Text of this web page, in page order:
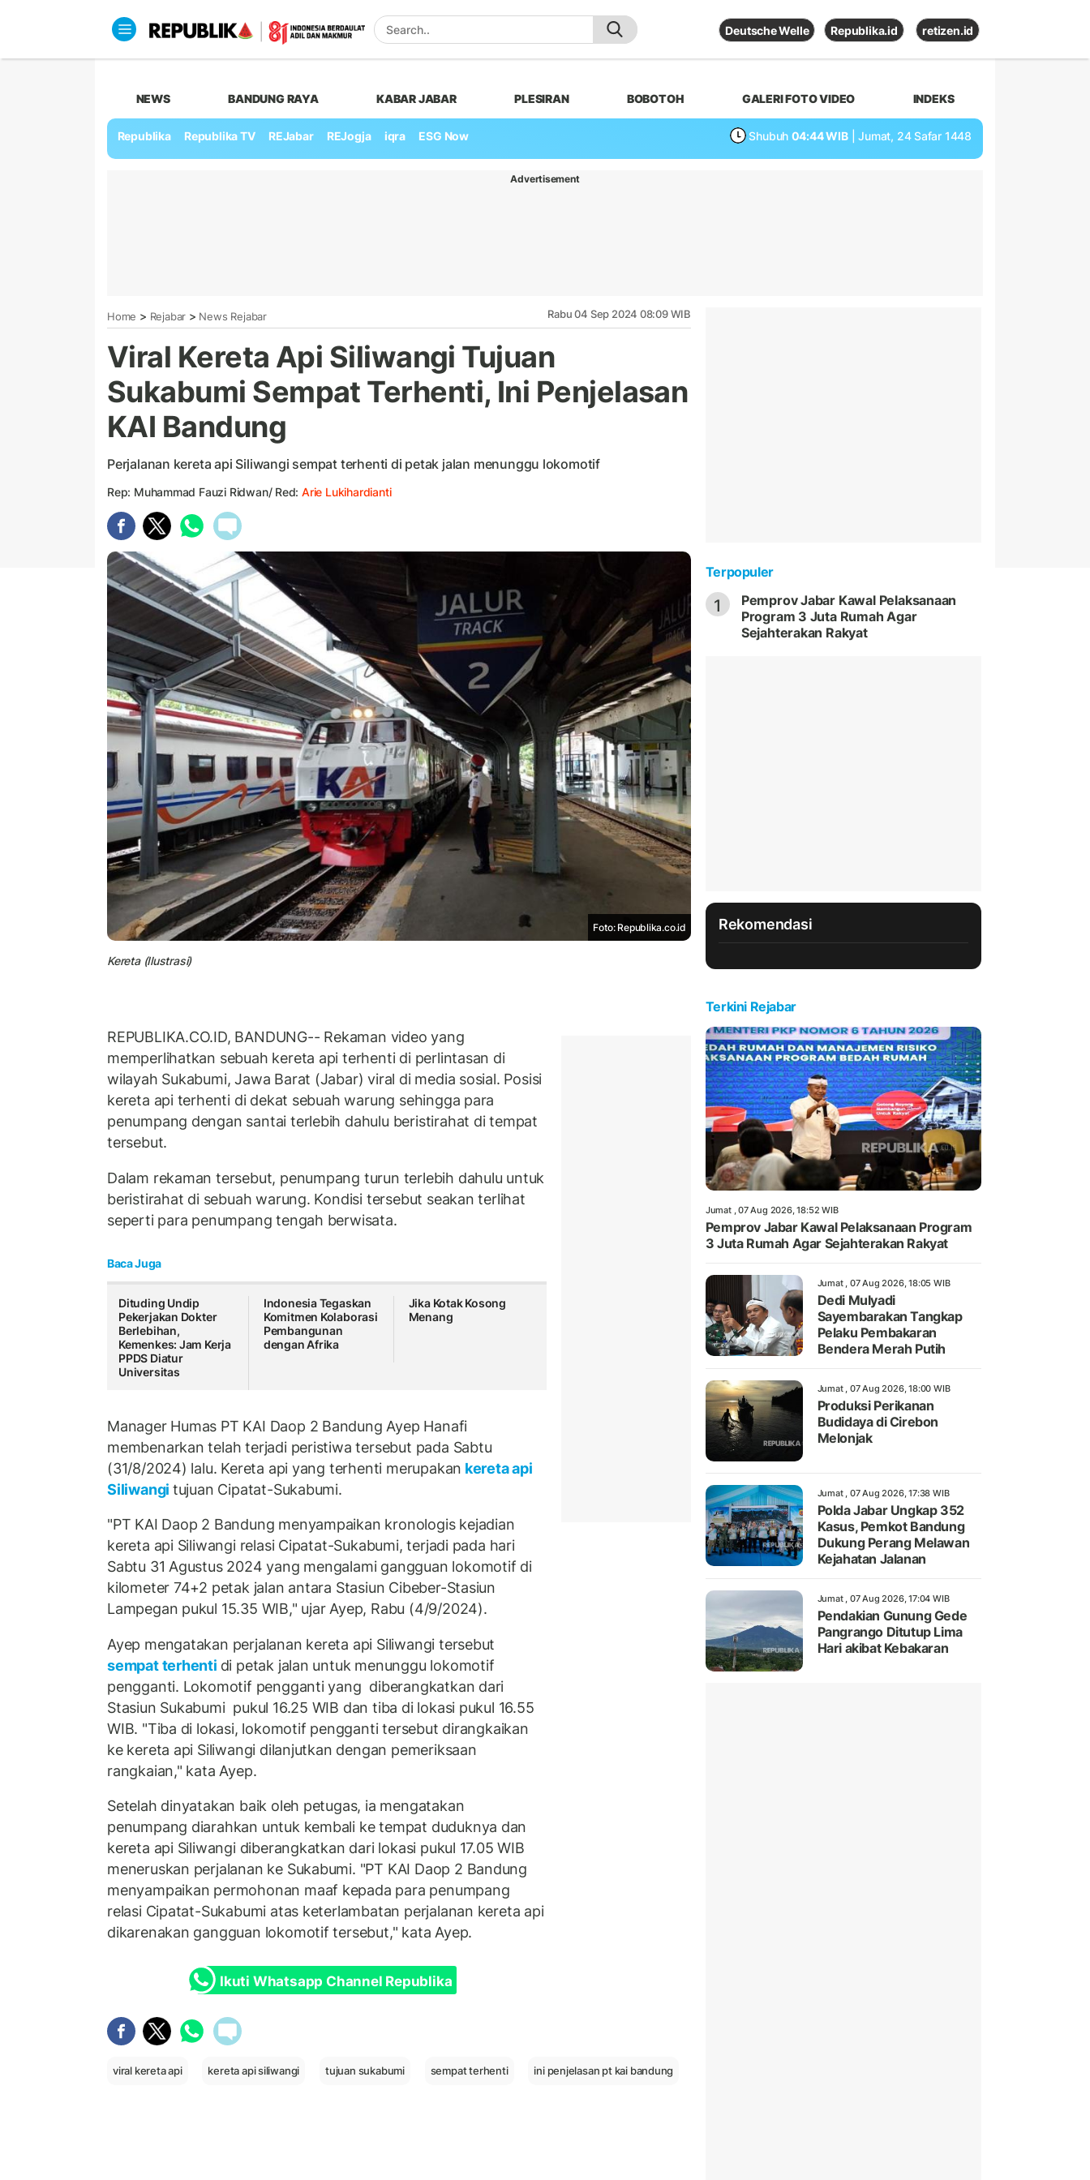
Deutsche Welle Republika.id retizen.id
NEWS BANDUNG RAYA KABAR JABAR PLESIRAN BOBOTOH GALERI FOTO VIDEO INDEKS
Republika Republika TV REJabar REJogja iqra ESG Now Shubuh 04:44 WIB | Jumat, 24 Safar 1448
Advertisement
Home > Rejabar > News Rejabar Rabu 04 Sep 2024 08:09 WIB
Viral Kereta Api Siliwangi Tujuan
Sukabumi Sempat Terhenti, Ini Penjelasan
KAI Bandung
Perjalanan kereta api Siliwangi sempat terhenti di petak jalan menunggu lokomotif
Rep: Muhammad Fauzi Ridwan/ Red:Arie Lukihardianti
Foto: Republika.co.id
Kereta (Ilustrasi)
REPUBLIKA.CO.ID, BANDUNG-- Rekaman video yang
memperlihatkan sebuah kereta api terhenti di perlintasan di
wilayah Sukabumi, Jawa Barat (Jabar) viral di media sosial. Posisi
kereta api terhenti di dekat sebuah warung sehingga para
penumpang dengan santai terlebih dahulu beristirahat di tempat
tersebut.
Dalam rekaman tersebut, penumpang turun terlebih dahulu untuk
beristirahat di sebuah warung. Kondisi tersebut seakan terlihat
seperti para penumpang tengah berwisata.
Baca Juga
Dituding Undip
Pekerjakan Dokter
Berlebihan,
Kemenkes: Jam Kerja
PPDS Diatur
Universitas
Indonesia Tegaskan
Komitmen Kolaborasi
Pembangunan
dengan Afrika
Jika Kotak Kosong
Menang
Manager Humas PT KAI Daop 2 Bandung Ayep Hanafi
membenarkan telah terjadi peristiwa tersebut pada Sabtu
(31/8/2024) lalu. Kereta api yang terhenti merupakan kereta api
Siliwangi tujuan Cipatat-Sukabumi.
"PT KAI Daop 2 Bandung menyampaikan kronologis kejadian
kereta api Siliwangi relasi Cipatat-Sukabumi, terjadi pada hari
Sabtu 31 Agustus 2024 yang mengalami gangguan lokomotif di
kilometer 74+2 petak jalan antara Stasiun Cibeber-Stasiun
Lampegan pukul 15.35 WIB," ujar Ayep, Rabu (4/9/2024).
Ayep mengatakan perjalanan kereta api Siliwangi tersebut
sempat terhenti di petak jalan untuk menunggu lokomotif
pengganti. Lokomotif pengganti yang diberangkatkan dari
Stasiun Sukabumi pukul 16.25 WIB dan tiba di lokasi pukul 16.55
WIB. "Tiba di lokasi, lokomotif pengganti tersebut dirangkaikan
ke kereta api Siliwangi dilanjutkan dengan pemeriksaan
rangkaian," kata Ayep.
Setelah dinyatakan baik oleh petugas, ia mengatakan
penumpang diarahkan untuk kembali ke tempat duduknya dan
kereta api Siliwangi diberangkatkan dari lokasi pukul 17.05 WIB
meneruskan perjalanan ke Sukabumi. "PT KAI Daop 2 Bandung
menyampaikan permohonan maaf kepada para penumpang
relasi Cipatat-Sukabumi atas keterlambatan perjalanan kereta api
dikarenakan gangguan lokomotif tersebut," kata Ayep.
Ikuti Whatsapp Channel Republika
viral kereta api kereta api siliwangi tujuan sukabumi sempat terhenti ini penjelasan pt kai bandung
Terpopuler
1
Pemprov Jabar Kawal Pelaksanaan
Program 3 Juta Rumah Agar
Sejahterakan Rakyat
Rekomendasi
Terkini Rejabar
Jumat , 07 Aug 2026, 18:52 WIB
Pemprov Jabar Kawal Pelaksanaan Program
3 Juta Rumah Agar Sejahterakan Rakyat
Jumat , 07 Aug 2026, 18:05 WIB
Dedi Mulyadi
Sayembarakan Tangkap
Pelaku Pembakaran
Bendera Merah Putih
Jumat , 07 Aug 2026, 18:00 WIB
Produksi Perikanan
Budidaya di Cirebon
Melonjak
Jumat , 07 Aug 2026, 17:38 WIB
Polda Jabar Ungkap 352
Kasus, Pemkot Bandung
Dukung Perang Melawan
Kejahatan Jalanan
Jumat , 07 Aug 2026, 17:04 WIB
Pendakian Gunung Gede
Pangrango Ditutup Lima
Hari akibat Kebakaran